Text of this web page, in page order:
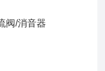
阀/消音器